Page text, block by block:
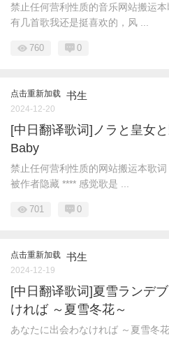
禁止任何营利性质的音乐网站搬运
有几首歌我还是挺喜欢的，风 ...
760 0
点击重新加载 书生
2024-12-20
[中日翻译歌词]ノラと皇女
Baby
禁止任何营利性质的网站搬运本歌
被作者隐藏 **** 感觉歌是 ...
701 0
点击重新加载 书生
2024-12-19
[中日翻译歌词]夏雪ランデ
ければ ～夏雪冬花～
あなたに出会わなければ ～夏雪冬